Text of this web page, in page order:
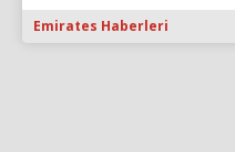
Emirates Haberleri